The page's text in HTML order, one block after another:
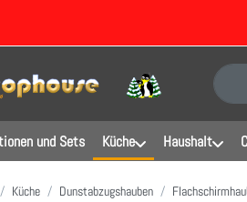
und Sets Küche Haushalt
Startseite
Küche Dunstabzugshauben